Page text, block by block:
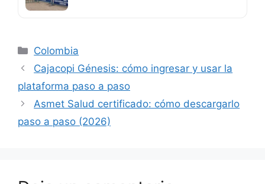
Categorías
Colombia
Cajacopi Génesis: cómo ingresar y usar la
plataforma paso a paso
Asmet Salud certificado: cómo descargarlo
paso a paso (2026)